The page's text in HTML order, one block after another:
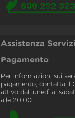
Assistenza
Pagamento
Per informazioni sui
pagamento, contatta il
attivo dal lunedì al
alle 20.00